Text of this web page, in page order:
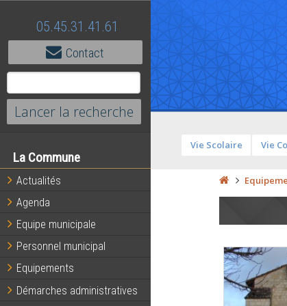
05.45.31.41.61
Contact
La Commune
Actualités
Agenda
Equipe municipale
Personnel municipal
Equipements
Démarches administratives
Vie Scolaire Vie